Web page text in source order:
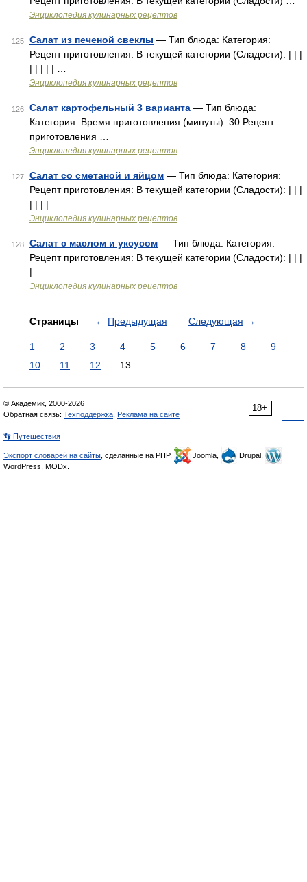
Энциклопедия кулинарных рецептов
125 Салат из печеной свеклы — Тип блюда: Категория:
Рецепт приготовления: В текущей категории (Сладости): | | |
| | | | | …
Энциклопедия кулинарных рецептов
126 Салат картофельный 3 варианта — Тип блюда:
Категория: Время приготовления (минуты): 30 Рецепт
приготовления …
Энциклопедия кулинарных рецептов
127 Салат со сметаной и яйцом — Тип блюда: Категория:
Рецепт приготовления: В текущей категории (Сладости): | | |
| | | | …
Энциклопедия кулинарных рецептов
128 Салат с маслом и уксусом — Тип блюда: Категория:
Рецепт приготовления: В текущей категории (Сладости): | | |
| …
Энциклопедия кулинарных рецептов
Страницы ← Предыдущая Следующая →
1 2 3 4 5 6 7 8
9
10
11 12 13
18+
© Академик, 2000-2026
Обратная связь: Техподдержка Реклама на сайте
👣 Путешествия
Экспорт словарей на сайты , сделанные на PHP, Joomla,
Drupal,
WordPress, MODx.